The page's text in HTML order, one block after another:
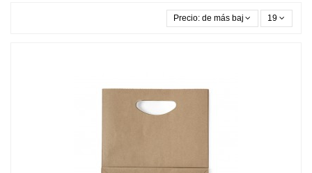
Precio: de más bajo a más alto
19